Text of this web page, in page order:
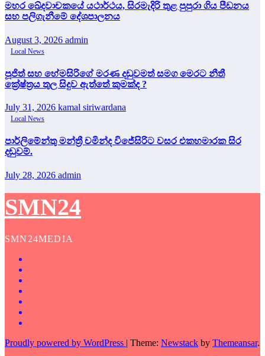
මහර ඛේදවාචකයේ යථාර්ථය, සිරමැදිරි තුළ පුපුරා ගිය පීඩනය
සහ පලිගැනීමේ දේශපාලනය
August 3, 2026 admin
Local News
පූජිත් සහ හේමසිරිගේ මරණ දඩුවමත් සමග මෙරට නීතී
ක්‍රේෂ්ත්‍රය තුල සිදුව ඇත්තේ කුමක්ද ?
July 31, 2026 kamal siriwardana
Local News
පාර්ලිමේන්තු මන්ත්‍රී චමින්ද විජේසිරිට වසර එකහමාරක සිර
දඬුවම්.
July 28, 2026 admin
SMN24
SMN24MEDIA
Proudly powered by WordPress | Theme: Newstack by Themeansar.